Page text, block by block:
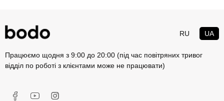
RU UA
Працюємо щодня з 9:00 до 20:00 (під час повітряних тривог
відділ по роботі з клієнтами може не працювати)